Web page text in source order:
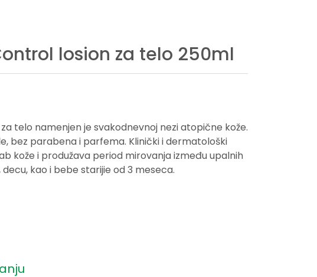
losion za telo 250ml
telo namenjen je svakodnevnoj nezi atopične kože.
bez parabena i parfema. Klinički i dermatološki
kože i produžava period mirovanja između upalnih
kao i bebe starijie od 3 meseca.